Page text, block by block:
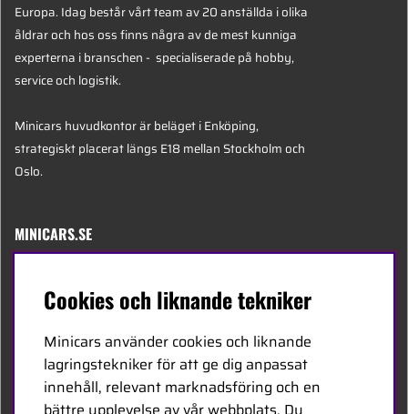
Europa. Idag består vårt team av 20 anställda i olika
åldrar och hos oss finns några av de mest kunniga
experterna i branschen - specialiserade på hobby,
service och logistik.
Minicars huvudkontor är beläget i Enköping,
strategiskt placerat längs E18 mellan Stockholm och
Oslo.
MINICARS.SE
Bli återförsäljare
Bli leverantör
Cookies och liknande tekniker
Minicars använder cookies och liknande
lagringstekniker för att ge dig anpassat
innehåll, relevant marknadsföring och en